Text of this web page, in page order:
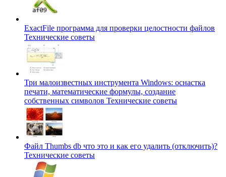
ExactFile программа для проверки целостности файлов
Технические советы
Три малоизвестных инструмента Windows: оснастка
печати, математические формулы, создание
собственных символов Технические советы
Файл Thumbs db что это и как его удалить (отключить)?
Технические советы